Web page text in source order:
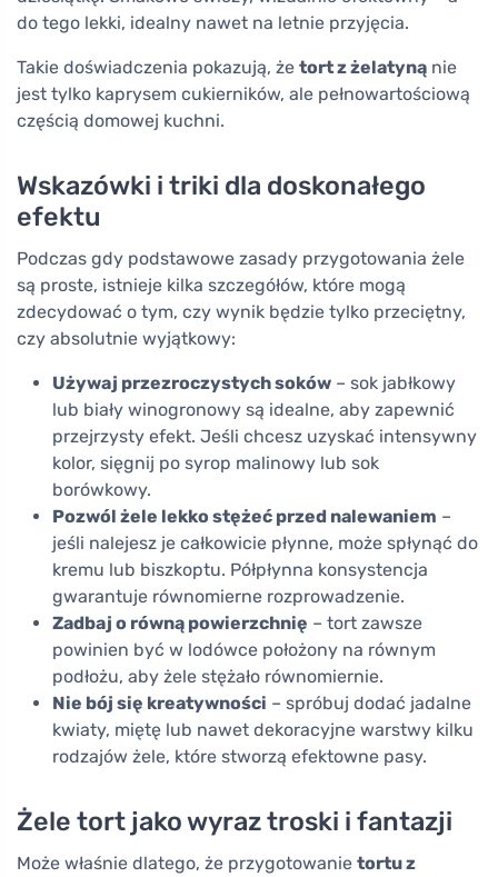
do tego lekki, idealny nawet na letnie przyjęcia.
Takie doświadczenia pokazują, że tort z żelatyną nie
jest tylko kaprysem cukierników, ale pełnowartościową
częścią domowej kuchni.
Wskazówki i triki dla doskonałego
efektu
Podczas gdy podstawowe zasady przygotowania żele
są proste, istnieje kilka szczegółów, które mogą
zdecydować o tym, czy wynik będzie tylko przeciętny,
czy absolutnie wyjątkowy:
Używaj przezroczystych soków – sok jabłkowy
lub biały winogronowy są idealne, aby zapewnić
przejrzysty efekt. Jeśli chcesz uzyskać intensywny
kolor, sięgnij po syrop malinowy lub sok
borówkowy.
Pozwól żele lekko stężeć przed nalewaniem –
jeśli nalejesz je całkowicie płynne, może spłynąć do
kremu lub biszkoptu. Półpłynna konsystencja
gwarantuje równomierne rozprowadzenie.
Zadbaj o równą powierzchnię – tort zawsze
powinien być w lodówce położony na równym
podłożu, aby żele stężało równomiernie.
Nie bój się kreatywności – spróbuj dodać jadalne
kwiaty, miętę lub nawet dekoracyjne warstwy kilku
rodzajów żele, które stworzą efektowne pasy.
Żele tort jako wyraz troski i fantazji
Może właśnie dlatego, że przygotowanie tortu z